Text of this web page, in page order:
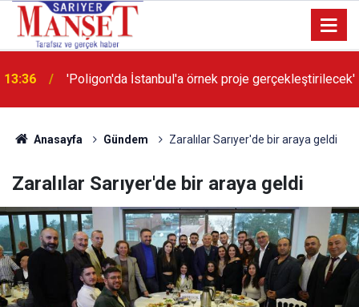
13:36 'Poligon'da İstanbul'a örnek proje gerçekleştirilecek'
Anasayfa Gündem Zaralılar Sarıyer'de bir araya geldi
Zaralılar Sarıyer'de bir araya geldi